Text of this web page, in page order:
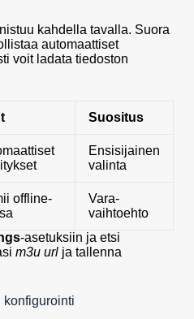
kahdella tavalla. Suora
automaattiset
voit ladata tiedoston
Suositus
Ensisijainen
valinta
offline-
Vara-
vaihtoehto
-asetuksiin ja etsi
m3u url ja tallenna
konfigurointi